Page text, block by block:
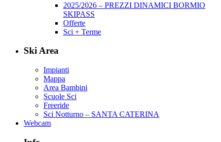
2025/2026 – PREZZI DINAMICI BORMIO
SKIPASS
Offerte
Sci + Terme
Ski Area
Impianti
Mappa
Area Bambini
Scuole Sci
Freeride
Sci Notturno – SANTA CATERINA
Webcam